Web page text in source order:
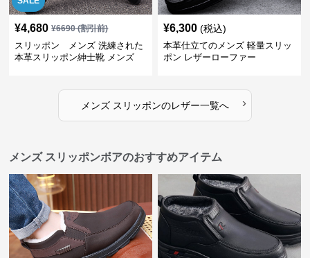
¥4,680 ¥6690(割引前)
スリッポン メンズ 洗練された
本革スリッポン紳士靴 メンズ
¥6,300 (税込)
本革仕立てのメンズ 軽量スリッ
ポン レザーローファー
メンズ スリッポンのレザー一覧へ ›
メンズ スリッポンボアのおすすめアイテム